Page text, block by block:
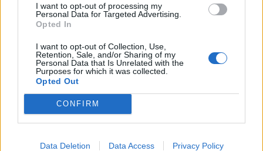
I want to opt-out of processing my
Personal Data for Targeted Advertising.
Opted In
I want to opt-out of Collection, Use,
Retention, Sale, and/or Sharing of my
Personal Data that Is Unrelated with the
Purposes for which it was collected.
Opted Out
CONFIRM
Data Deletion Data Access Privacy Policy
KEDVES OLVASÓNK!
tartozik, melynek olvasása előfizetéses
regisztrációhoz kötött.
Az előfizetés a következőket tartalmazza:
Portfolio.hu teljes cikkarchívum
Kötéslisták: BÉT elmúlt 2 év napon belüli